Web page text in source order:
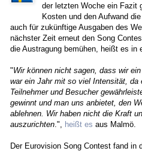
der letzten Woche ein Fazit
Kosten und den Aufwand
auch für zukünftige Ausgaben des
nächster Zeit erneut den Song
die Austragung bemühen, heißt es in
"Wir können nicht sagen, dass wir
war ein Jahr mit so viel Intensität,
Teilnehmer und Besucher
gewinnt und man uns anbietet, den
ablehnen. Wir haben nicht die Kraft
auszurichten .", heißt es aus Malmö.
Der Eurovision Song Contest fand in